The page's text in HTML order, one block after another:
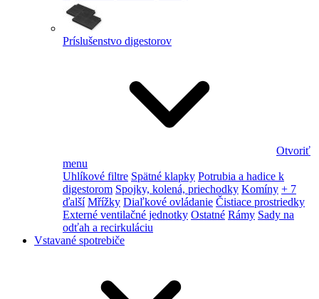
Príslušenstvo digestorov
Otvoriť
menu
Uhlíkové filtre Spätné klapky Potrubia a hadice k
digestorom Spojky, kolená, priechodky Komíny + 7
ďalší Mřížky Diaľkové ovládanie Čistiace prostriedky
Externé ventilačné jednotky Ostatné Rámy Sady na
odťah a recirkuláciu
Vstavané spotrebiče